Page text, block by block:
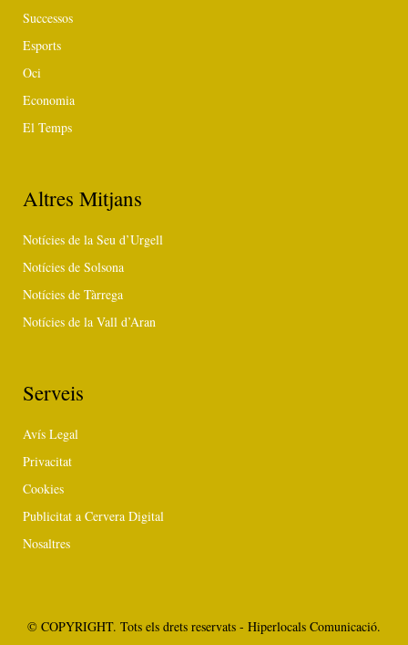
Successos
Esports
Oci
Economia
El Temps
Altres Mitjans
Notícies de la Seu d’Urgell
Notícies de Solsona
Notícies de Tàrrega
Notícies de la Vall d’Aran
Serveis
Avís Legal
Privacitat
Cookies
Publicitat a Cervera Digital
Nosaltres
© COPYRIGHT. Tots els drets reservats - Hiperlocals Comunicació.